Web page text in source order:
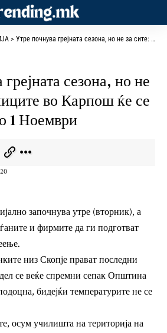
> Утре почнува грејната сезона, но не за сите: Учениците во Карпош ќе се смрзнуваат до 1 Ноември
сезона, но не
во Карпош ќе се
1 Ноември
започнува утре (вторник), а
и фирмите да ги подготват
низ Скопје прават последни
се веќе спремни сепак Општина
бидејќи температурите не се
осум училишта на територија на